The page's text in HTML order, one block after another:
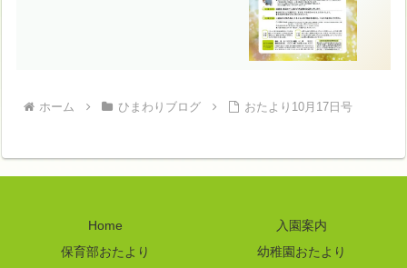
ホーム ひまわりブログ おたより10月17日号
Home
入園案内
保育部おたより
幼稚園おたより